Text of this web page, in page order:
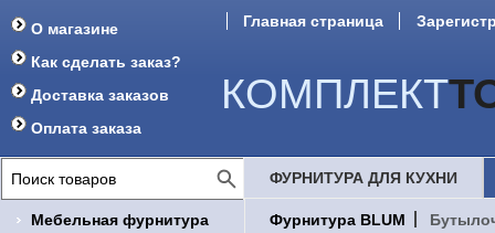
О магазине
Как сделать заказ?
Доставка заказов
Оплата заказа
Главная страница
КОМПЛЕКТ
Мебельная фурнитура
ФУРНИТУРА ДЛЯ КУХНИ
Фурнитура BLUM